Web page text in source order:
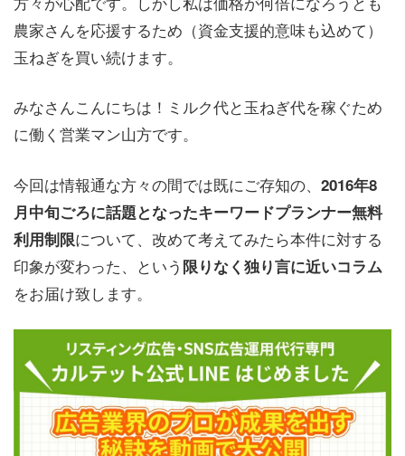
農家さんを応援するため（資金支援的意味も込めて）
玉ねぎを買い続けます。
みなさんこんにちは！ミルク代と玉ねぎ代を稼ぐため
に働く営業マン山方です。
今回は情報通な方々の間では既にご存知の、 2016年8
月中旬ごろに話題となったキーワードプランナー無料
利用制限について、改めて考えてみたら本件に対する
印象が変わった、という 限りなく独り言に近いコラム
をお届け致します。